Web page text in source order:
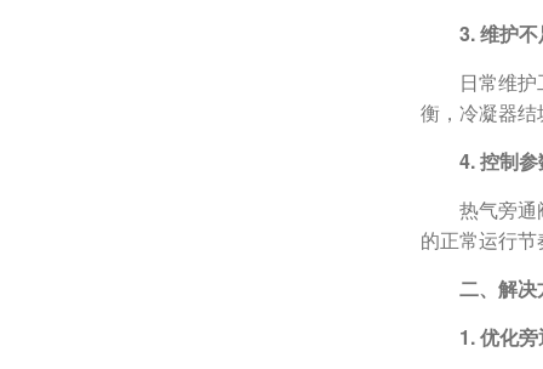
3. 维护
日常维
衡，冷凝器
4. 控制
热气旁
的正常运行节
二、解决
1. 优化